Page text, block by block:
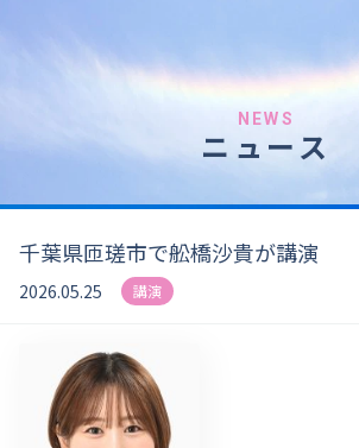
NEWS
ニュース
千葉県匝瑳市で舩橋沙貴が講演
2026.05.25 講演